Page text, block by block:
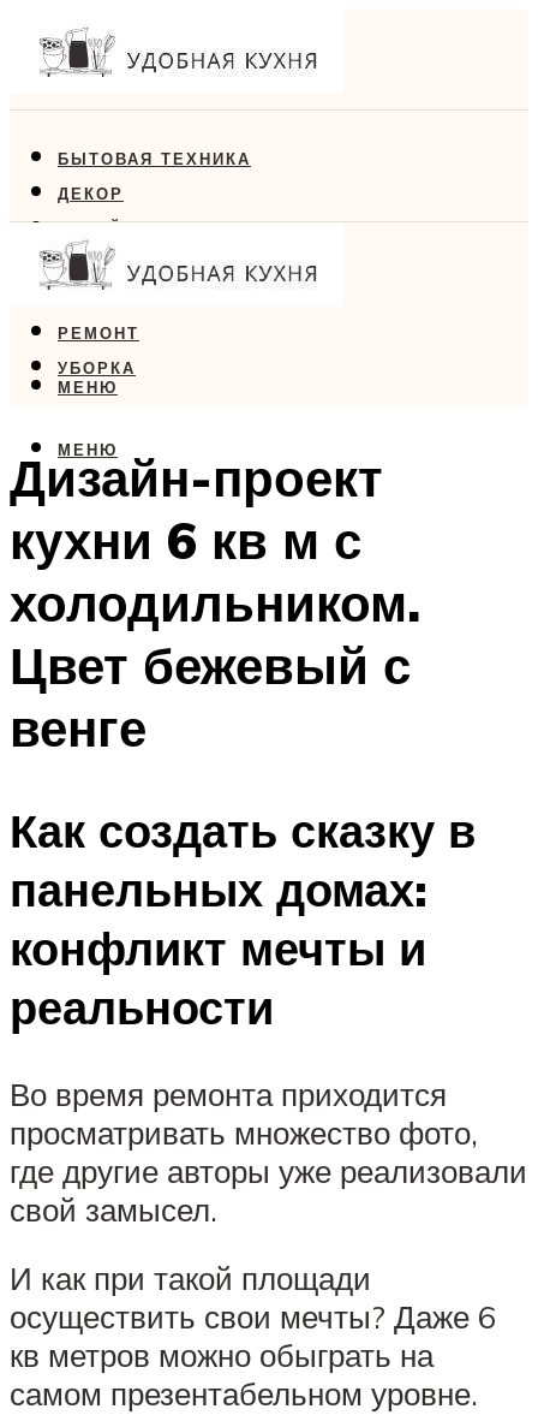
БЫТОВАЯ ТЕХНИКА
ДЕКОР
ДИЗАЙН
ЕДА
РЕМОНТ
УБОРКА
МЕНЮ
МЕНЮ
Дизайн-проект
кухни 6 кв м с
холодильником.
Цвет бежевый с
венге
Как создать сказку в
панельных домах:
конфликт мечты и
реальности
Во время ремонта приходится
просматривать множество фото,
где другие авторы уже реализовали
свой замысел.
И как при такой площади
осуществить свои мечты? Даже 6
кв метров можно обыграть на
самом презентабельном уровне.